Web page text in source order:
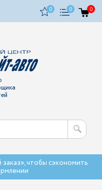
0 0 0
чтобы сэкономить